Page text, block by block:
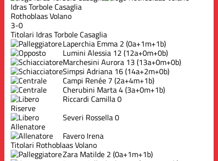
Idras Torbole Casaglia
Rothoblaas Volano
3-0
Titolari Idras Torbole Casaglia
Laperchia Emma 2 (0a+1m+1b)
Lumini Alessia 12 (12a+0m+0b)
Marchesini Aurora 13 (13a+0m+0b)
Simpsi Adriana 16(14a+2m+0b)
Campi Renée 7 (2a+4m+1b)
Cherubini Marta4(3a+0m+1b)
Riccardi Camilla0
Riserve
Severi Rossella0
Allenatore
Favero Irena
Titolari Rothoblaas Volano
Zara Matilde 2 (0a+1m+1b)